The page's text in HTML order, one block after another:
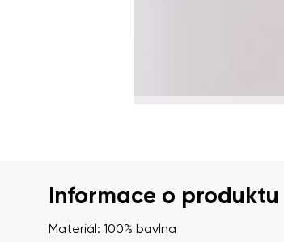
Informace o produktu
Materiál: 100% bavlna